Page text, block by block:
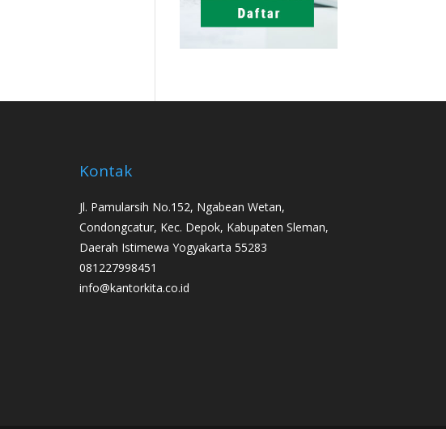
Kontak
Jl. Pamularsih No.152, Ngabean Wetan,
Condongcatur, Kec. Depok, Kabupaten Sleman,
Daerah Istimewa Yogyakarta 55283
081227998451
info@kantorkita.co.id